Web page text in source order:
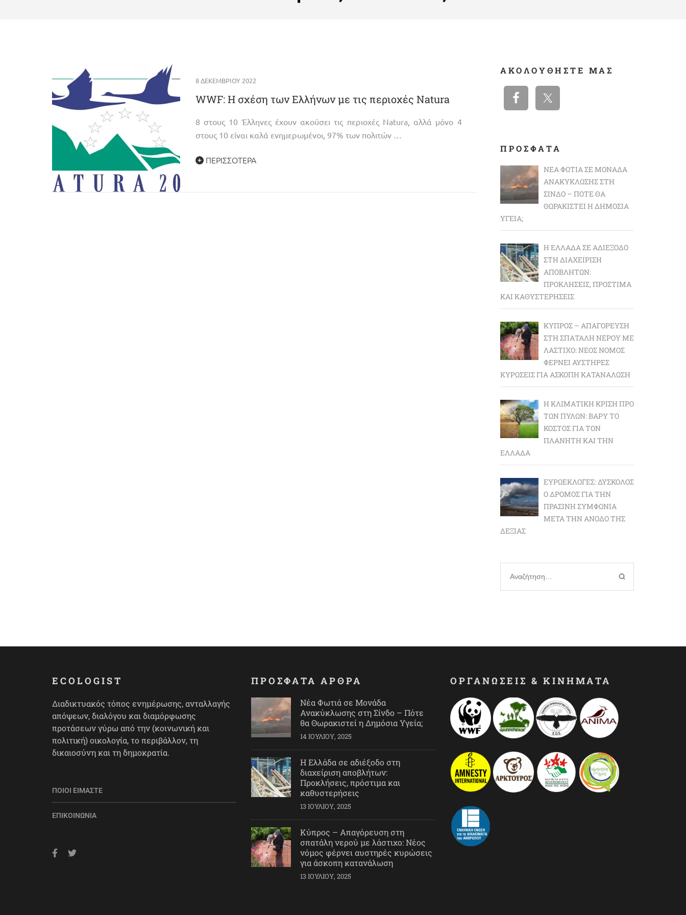
8 ΔΕΚΕΜΒΡΊΟΥ 2022
WWF: Η σχέση των Ελλήνων με τις περιοχές Natura
8 στους 10 Έλληνες έχουν ακούσει τις περιοχές Natura, αλλά μόνο 4
στους 10 είναι καλά ενημερωμένοι, 97% των πολιτών …
ΠΕΡΙΣΣΌΤΕΡΑ
ΑΚΟΛΟΥΘΉΣΤΕ ΜΑΣ
ΠΡΟΣΦΑΤΑ
ΝΈΑ ΦΩΤΙΆ ΣΕ ΜΟΝΆΔΑ
ΑΝΑΚΎΚΛΩΣΗΣ ΣΤΗ
ΣΊΝΔΟ – ΠΌΤΕ ΘΑ
ΘΩΡΑΚΙΣΤΕΊ Η ΔΗΜΌΣΙΑ
ΥΓΕΊΑ;
Η ΕΛΛΆΔΑ ΣΕ ΑΔΙΈΞΟΔΟ
ΣΤΗ ΔΙΑΧΕΊΡΙΣΗ
ΑΠΟΒΛΉΤΩΝ:
ΠΡΟΚΛΉΣΕΙΣ, ΠΡΌΣΤΙΜΑ
ΚΑΙ ΚΑΘΥΣΤΕΡΉΣΕΙΣ
ΚΎΠΡΟΣ – ΑΠΑΓΌΡΕΥΣΗ
ΣΤΗ ΣΠΑΤΆΛΗ ΝΕΡΟΎ ΜΕ
ΛΆΣΤΙΧΟ: ΝΈΟΣ ΝΌΜΟΣ
ΦΈΡΝΕΙ ΑΥΣΤΗΡΈΣ
ΚΥΡΏΣΕΙΣ ΓΙΑ ΆΣΚΟΠΗ ΚΑΤΑΝΆΛΩΣΗ
Η ΚΛΙΜΑΤΙΚΉ ΚΡΊΣΗ ΠΡΟ
ΤΩΝ ΠΥΛΏΝ: BΑΡΎ ΤΟ
ΚΌΣΤΟΣ ΓΙΑ ΤΟΝ
ΠΛΑΝΉΤΗ ΚΑΙ ΤΗΝ
ΕΛΛΆΔΑ
ΕΥΡΩΕΚΛΟΓΈΣ: ΔΎΣΚΟΛΟΣ
Ο ΔΡΌΜΟΣ ΓΙΑ ΤΗΝ
ΠΡΆΣΙΝΗ ΣΥΜΦΩΝΊΑ
ΜΕΤΆ ΤΗΝ ΆΝΟΔΟ ΤΗΣ
ΔΕΞΙΆΣ
Αναζήτηση
για:
ECOLOGIST
Διαδικτυακός τόπος ενημέρωσης, ανταλλαγής
απόψεων, διαλόγου και διαμόρφωσης
προτάσεων γύρω από την (κοινωνική και
πολιτική) οικολογία, το περιβάλλον, τη
δικαιοσύνη και τη δημοκρατία.
ΠΟΙΟΙ ΕΊΜΑΣΤΕ
ΕΠΙΚΟΙΝΩΝΊΑ
ΠΡΟΣΦΑΤΑ ΑΡΘΡΑ
Νέα Φωτιά σε Μονάδα
Ανακύκλωσης στη Σίνδο – Πότε
θα Θωρακιστεί η Δημόσια Υγεία;
14 ΙΟΥΛΊΟΥ, 2025
Η Ελλάδα σε αδιέξοδο στη
διαχείριση αποβλήτων:
Προκλήσεις, πρόστιμα και
καθυστερήσεις
13 ΙΟΥΛΊΟΥ, 2025
Κύπρος – Απαγόρευση στη
σπατάλη νερού με λάστιχο: Νέος
νόμος φέρνει αυστηρές κυρώσεις
για άσκοπη κατανάλωση
13 ΙΟΥΛΊΟΥ, 2025
ΟΡΓΑΝΩΣΕΙΣ & ΚΙΝΗΜΑΤΑ